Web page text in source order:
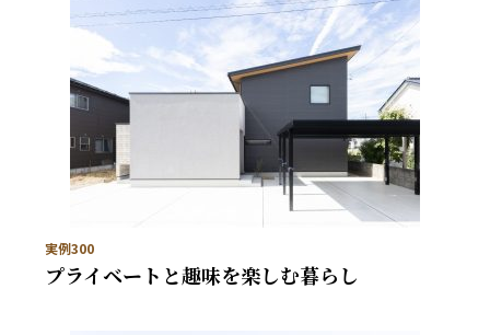
実例300
プライベートと趣味を楽しむ暮らし